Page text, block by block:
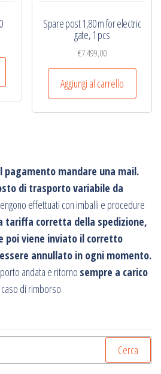
Spare post 1,80 m for electric
gate, 1 pcs
€7.499,00
Aggiungi al carrello
pagamento mandare una mail.
di trasporto variabile da
effettuati con imballi e procedure
tariffa corretta della spedizione,
poi viene inviato il corretto
annullato in ogni momento.
andata e ritorno sempre a carico
di rimborso.